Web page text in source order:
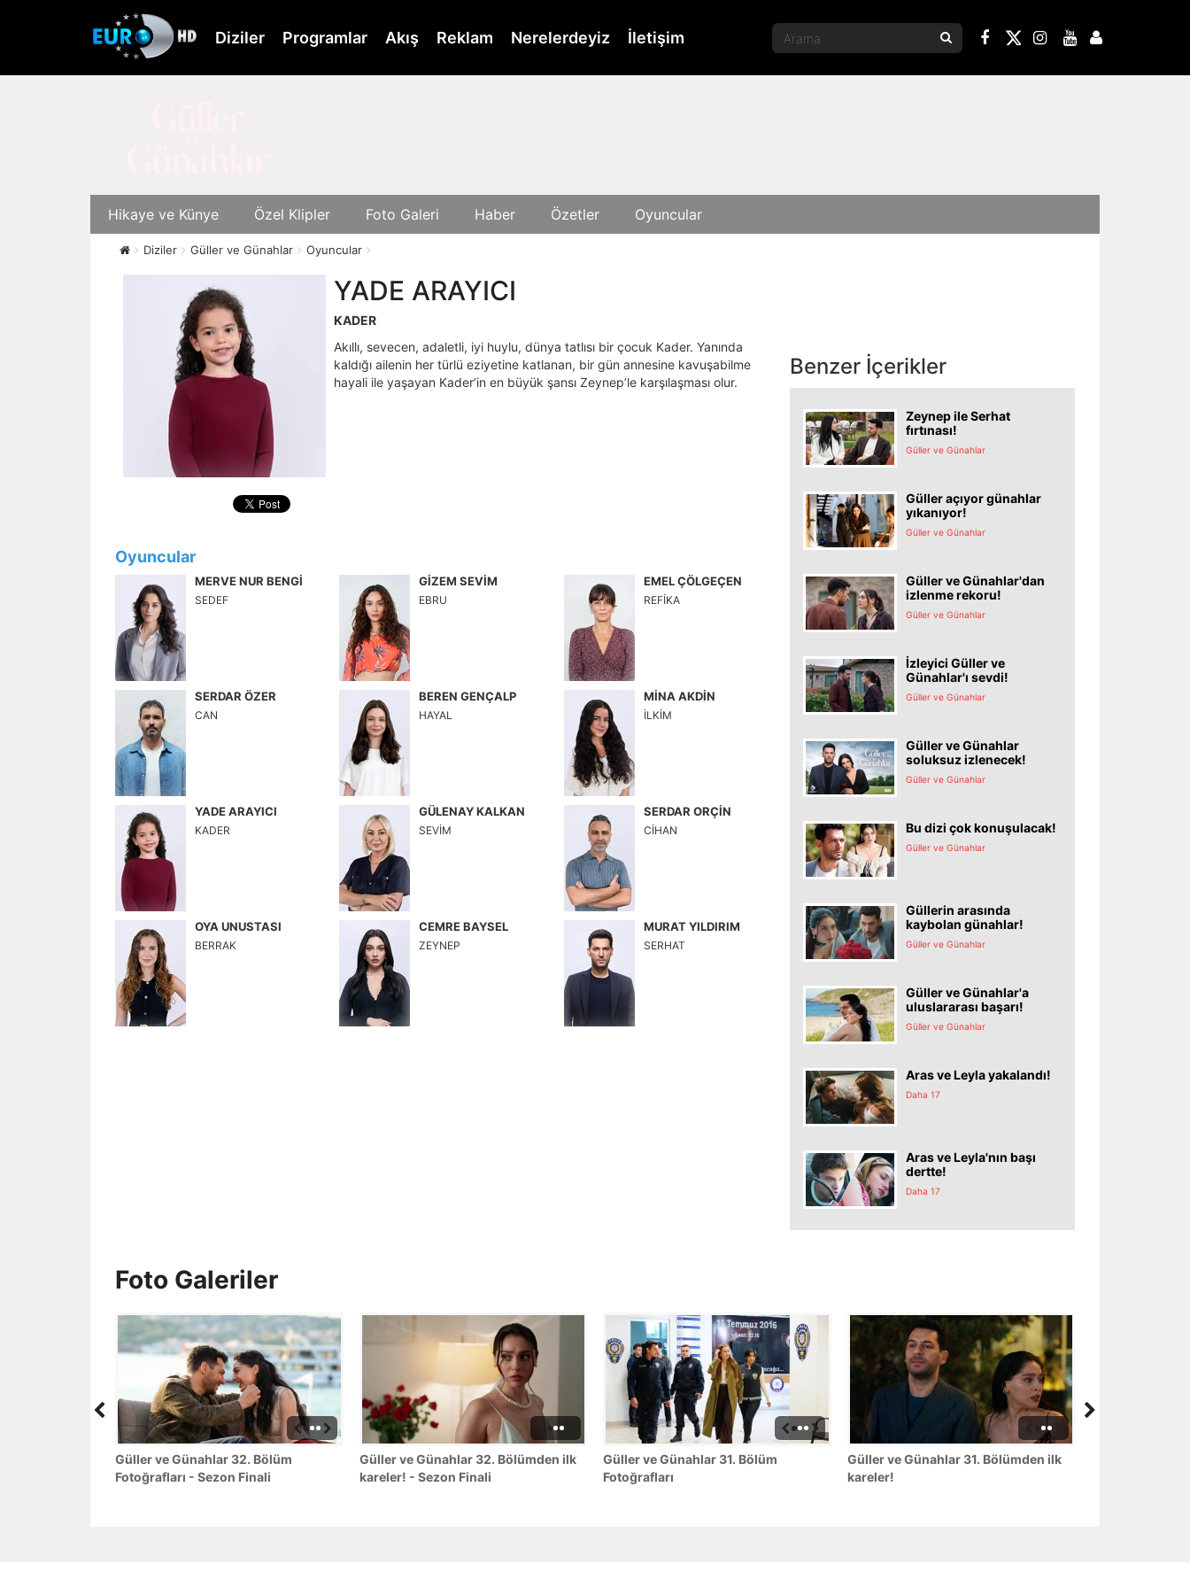
Diziler Programlar Akış Reklam Nerelerdeyiz İletişim
Hikaye ve Künye Özel Klipler Foto Galeri Haber Özetler Oyuncular
Diziler Güller ve Günahlar Oyuncular
YADE ARAYICI
KADER
Akıllı, sevecen, adaletli, iyi huylu, dünya tatlısı bir çocuk Kader. Yanında
kaldığı ailenin her türlü eziyetine katlanan, bir gün annesine kavuşabilme
hayali ile yaşayan Kader’in en büyük şansı Zeynep’le karşılaşması olur.
Oyuncular
MERVE NUR BENGİ
SEDEF
GİZEM SEVİM
EBRU
EMEL ÇÖLGEÇEN
REFİKA
SERDAR ÖZER
CAN
BEREN GENÇALP
HAYAL
MİNA AKDİN
İLKİM
YADE ARAYICI
KADER
GÜLENAY KALKAN
SEVİM
SERDAR ORÇİN
CİHAN
OYA UNUSTASI
BERRAK
CEMRE BAYSEL
ZEYNEP
MURAT YILDIRIM
SERHAT
Benzer İçerikler
Zeynep ile Serhat
fırtınası!
Güller ve Günahlar
Güller açıyor günahlar
yıkanıyor!
Güller ve Günahlar
Güller ve Günahlar'dan
izlenme rekoru!
Güller ve Günahlar
İzleyici Güller ve
Günahlar'ı sevdi!
Güller ve Günahlar
Güller ve Günahlar
soluksuz izlenecek!
Güller ve Günahlar
Bu dizi çok konuşulacak!
Güller ve Günahlar
Güllerin arasında
kaybolan günahlar!
Güller ve Günahlar
Güller ve Günahlar'a
uluslararası başarı!
Güller ve Günahlar
Aras ve Leyla yakalandı!
Daha 17
Aras ve Leyla'nın başı
dertte!
Daha 17
Foto Galeriler
Güller ve Günahlar 32. Bölüm
Fotoğrafları - Sezon Finali
Güller ve Günahlar 32. Bölümden ilk
kareler! - Sezon Finali
Güller ve Günahlar 31. Bölüm
Fotoğrafları
Güller ve Günahlar 31. Bölümden ilk
kareler!